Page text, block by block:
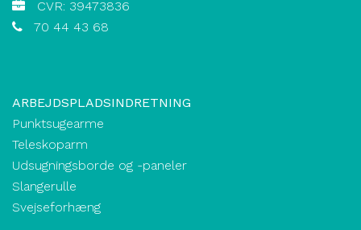
CVR: 39473836
70 44 43 68
ARBEJDSPLADSINDRETNING
Punktsugearme
Teleskoparm
Udsugningsborde og -paneler
Slangerulle
Svejseforhæng